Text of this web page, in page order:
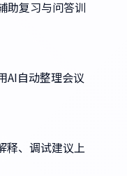
助复习与问答训
AI自动整理会议
释、调试建议上